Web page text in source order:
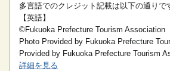
多言語でのクレジット記載は以下の通りで
【英語】
©Fukuoka Prefecture Tourism Association
Photo Provided by Fukuoka Prefecture
Provided by Fukuoka Prefecture Tourism
詳細を見る